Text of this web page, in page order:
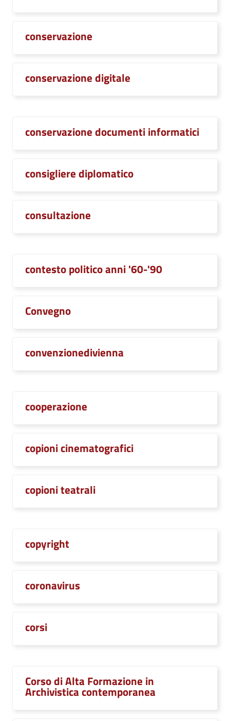
conservazione
conservazione digitale
conservazione documenti informatici
consigliere diplomatico
consultazione
contesto politico anni '60-'90
Convegno
convenzionedivienna
cooperazione
copioni cinematografici
copioni teatrali
copyright
coronavirus
corsi
Corso di Alta Formazione in
Archivistica contemporanea